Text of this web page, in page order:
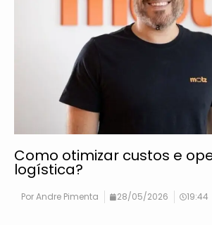
Como otimizar custos e
logística?
PorAndre Pimenta 28/05/2026 19:44